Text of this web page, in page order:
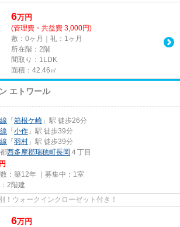
6万円
(管理費・共益費 3,000円)
敷：0ヶ月｜礼：1ヶ月
所在階：2階
間取り：1LDK
面積：42.46㎡
エトワール
「箱根ケ崎 」駅 徒歩26分
「小作 」駅 徒歩39分
「羽村 」駅 徒歩39分
西多摩郡瑞穂町長岡 ４丁目
：築12年 ｜募集中： 1室
2階建
！ウォークインクローゼット付き！
6万円